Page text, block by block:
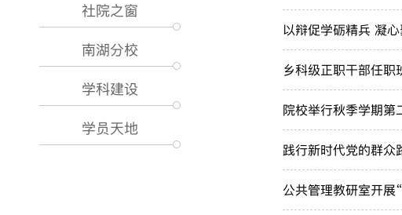
社院之窗
南湖分校
学科建设
学员天地
以辩促学砺精兵 凝
乡科级正职干部任职
院校举行秋季学期第
践行新时代党的群众
公共管理教研室开展